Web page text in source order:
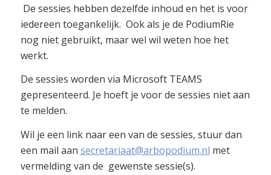
De sessies hebben dezelfde inhoud en het is voor
iedereen toegankelijk. Ook als je de PodiumRie
nog niet gebruikt, maar wel wil weten hoe het
werkt.
De sessies worden via Microsoft TEAMS
gepresenteerd. Je hoeft je voor de sessies niet aan
te melden.
Wil je een link naar een van de sessies, stuur dan
een mail aan secretariaat@arbopodium.nl met
vermelding van de gewenste sessie(s).